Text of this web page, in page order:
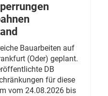
Bauarbeiten auf
(Oder) geplant.
DB
für diese
vom 24.08.2026 bis